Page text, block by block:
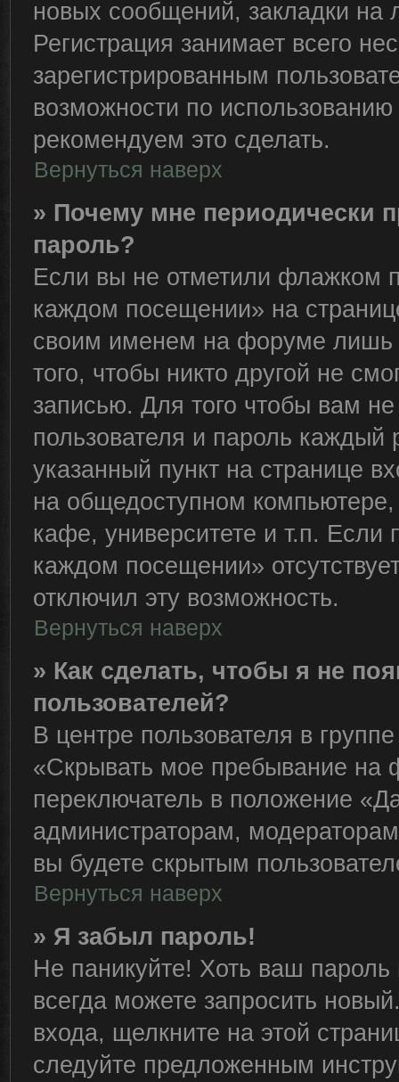
новых сообщений, закладки
Регистрация занимает всего
зарегистрированным
возможности по
рекомендуем это сделать.
Вернуться наверх
» Почему мне периодически
пароль?
Если вы не отметили флажком
каждом посещении» на
своим именем на форуме лишь
того, чтобы никто другой не
записью. Для того чтобы вам
пользователя и пароль
указанный пункт на странице
на общедоступном
кафе, университете и т.п. Если
каждом посещении»
отключил эту возможность.
Вернуться наверх
» Как сделать, чтобы я не
пользователей?
В центре пользователя в
«Скрывать мое пребывание на
переключатель в положение
администраторам,
вы будете скрытым
Вернуться наверх
» Я забыл пароль!
Не паникуйте! Хоть ваш
всегда можете запросить
входа, щелкните на этой
следуйте предложенным